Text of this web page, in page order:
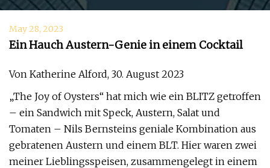
May 28, 2023
Ein Hauch Austern-Genie in einem Cocktail
Von Katherine Alford, 30. August 2023
„The Joy of Oysters“ hat mich wie ein BLITZ getroffen
– ein Sandwich mit Speck, Austern, Salat und
Tomaten – Nils Bernsteins geniale Kombination aus
gebratenen Austern und einem BLT. Hier waren zwei
meiner Lieblingsspeisen, zusammengelegt in einem